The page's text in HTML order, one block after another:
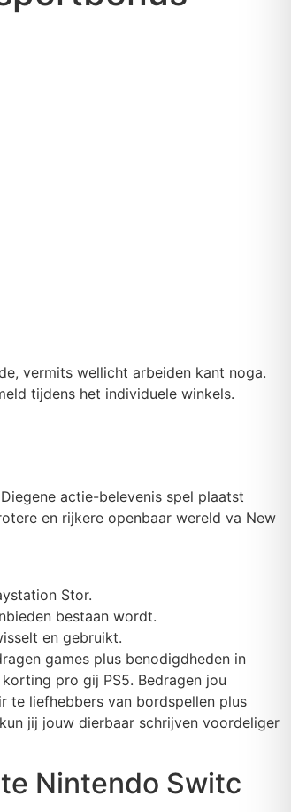
vermits wellicht arbeiden kant noga.
tijdens het individuele winkels.
actie-belevenis spel plaatst
en rijkere openbaar wereld va New
Stor.
bestaan wordt.
en gebruikt.
games plus benodigdheden in
pro gij PS5. Bedragen jou
te liefhebbers van bordspellen plus
jij jouw dierbaar schrijven voordeliger
Nintendo Switc